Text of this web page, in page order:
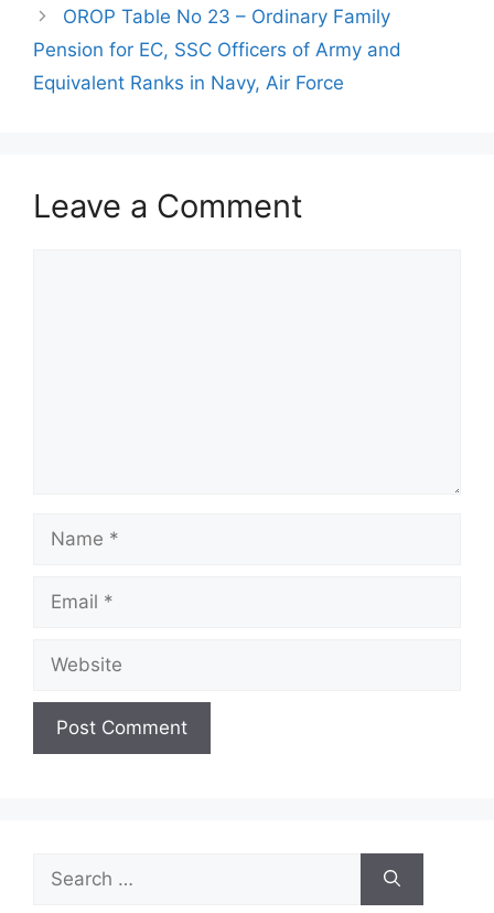
OROP Table No 23 – Ordinary Family
Pension for EC, SSC Officers of Army and
Equivalent Ranks in Navy, Air Force
Leave a Comment
for: